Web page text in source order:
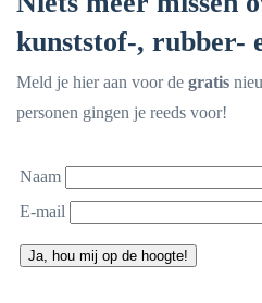
kunststof-, rubber-
Meld je hier aan voor de gratis
personen gingen je reeds voor!
Naam
E-mail
Ja, hou mij op de hoogte!